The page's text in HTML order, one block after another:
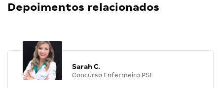
Depoimentos relacionados
Sarah C.
Concurso Enfermeiro PSF